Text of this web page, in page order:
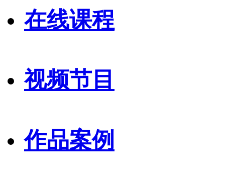
在线课程
视频节目
作品案例